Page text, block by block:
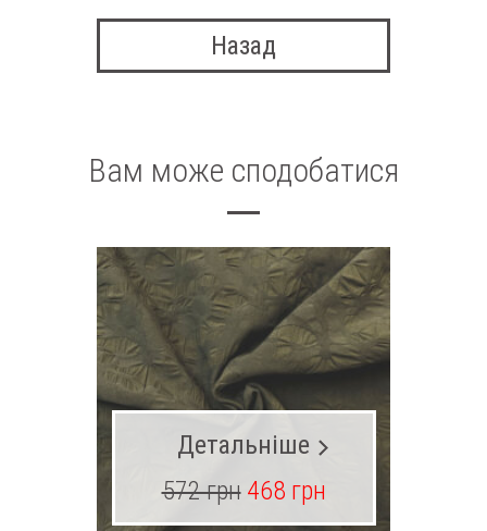
Назад
Вам може сподобатися
Детальніше
572 грн 468 грн